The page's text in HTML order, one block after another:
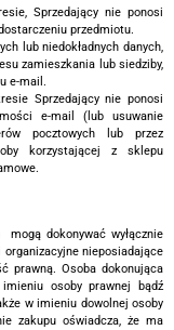
Sprzedający nie ponosi
przedmiotu.
lub niedokładnych danych,
zamieszkania lub siedziby,
e-mail.
Sprzedający nie ponosi
e-mail (lub usuwanie
pocztowych lub przez
korzystającej z sklepu
dokonywać wyłącznie
organizacyjne nieposiadające
prawną. Osoba dokonująca
osoby prawnej bądź
w imieniu dowolnej osoby
zakupu oświadcza, że ma